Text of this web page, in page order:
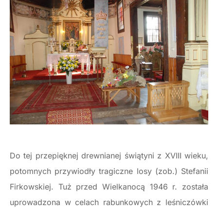
Do tej przepięknej drewnianej świątyni z XVIII wieku,
potomnych przywiodły tragiczne losy (zob.) Stefanii
Firkowskiej. Tuż przed Wielkanocą 1946 r. została
uprowadzona w celach rabunkowych z leśniczówki